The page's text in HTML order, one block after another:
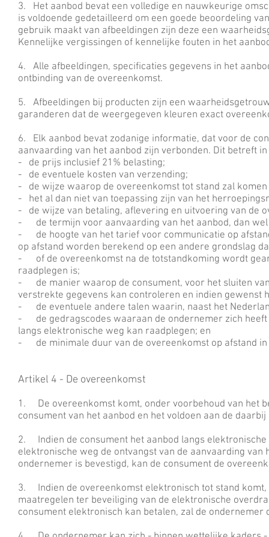
3. Het aanbod bevat een volledige en nauwkeurige
is voldoende gedetailleerd om een goede beoordeling
gebruik maakt van afbeeldingen zijn deze een
Kennelijke vergissingen of kennelijke fouten in het
4. Alle afbeeldingen, specificaties gegevens in het
ontbinding van de overeenkomst.
5. Afbeeldingen bij producten zijn een
garanderen dat de weergegeven kleuren exact
6. Elk aanbod bevat zodanige informatie, dat voor de
aanvaarding van het aanbod zijn verbonden. Dit betreft
- de prijs inclusief 21% belasting;
- de eventuele kosten van verzending;
- de wijze waarop de overeenkomst tot stand zal
- het al dan niet van toepassing zijn van het
- de wijze van betaling, aflevering en uitvoering van de
- de termijn voor aanvaarding van het aanbod, dan
- de hoogte van het tarief voor communicatie op
op afstand worden berekend op een andere grondslag
- of de overeenkomst na de totstandkoming wordt
raadplegen is;
- de manier waarop de consument, voor het sluiten
verstrekte gegevens kan controleren en indien gewenst
- de eventuele andere talen waarin, naast het
- de gedragscodes waaraan de ondernemer zich heeft
langs elektronische weg kan raadplegen; en
- de minimale duur van de overeenkomst op afstand in
Artikel 4 - De overeenkomst
1. De overeenkomst komt, onder voorbehoud van het
consument van het aanbod en het voldoen aan de
2. Indien de consument het aanbod langs
elektronische weg de ontvangst van de aanvaarding
ondernemer is bevestigd, kan de consument de
3. Indien de overeenkomst elektronisch tot stand
maatregelen ter beveiliging van de elektronische
consument elektronisch kan betalen, zal de